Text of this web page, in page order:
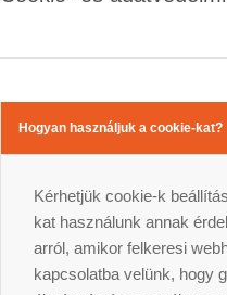
Hogyan használjuk a cookie-kat?
Kérhetjük cookie-k
kat használunk annak
arról, amikor felkeresi
kapcsolatba velünk, hogy